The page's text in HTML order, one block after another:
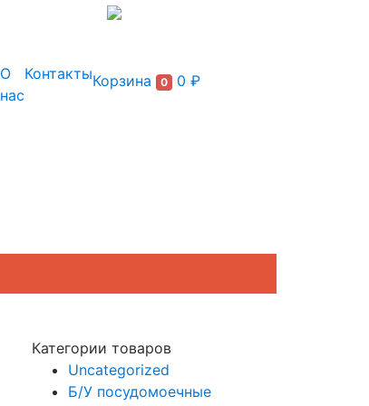
О
нас
КонтактыКорзина 0 0 ₽
Категории товаров
Uncategorized
Б/У посудомоечные